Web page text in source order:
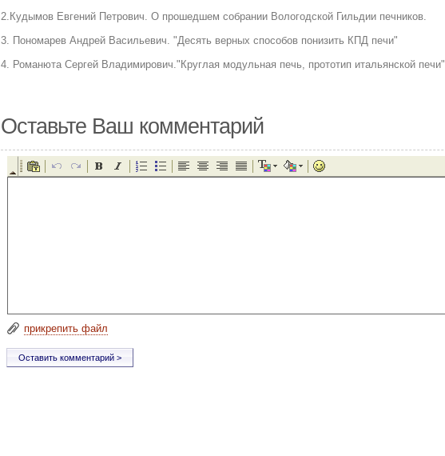
2.Кудымов Евгений Петрович. О прошедшем собрании Вологодской Гильдии печников.
3. Пономарев Андрей Васильевич. "Десять верных способов понизить КПД печи"
4. Романюта Сергей Владимирович."Круглая модульная печь, прототип итальянской печи"
Оставьте Ваш комментарий
прикрепить файл